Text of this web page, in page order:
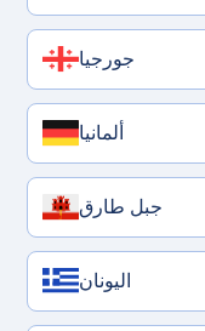
جورجيا
ألمانيا
جبل طارق
اليونان